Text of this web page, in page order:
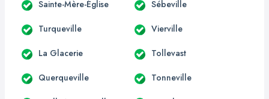
Sainte-Mère-Église Sébeville
Turqueville Vierville
La Glacerie Tollevast
Querqueville Tonneville